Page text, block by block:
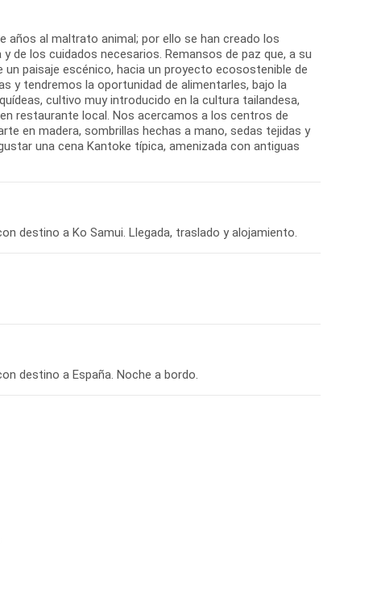
años al maltrato animal; por ello se han creado los
de los cuidados necesarios. Remansos de paz que, a su
paisaje escénico, hacia un proyecto ecosostenible de
y tendremos la oportunidad de alimentarles, bajo la
cultivo muy introducido en la cultura tailandesa,
restaurante local. Nos acercamos a los centros de
en madera, sombrillas hechas a mano, sedas tejidas y
una cena Kantoke típica, amenizada con antiguas
destino a España. Noche a bordo.